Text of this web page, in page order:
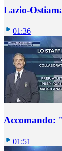
Lazio-
01:36
Accomando:
01:51